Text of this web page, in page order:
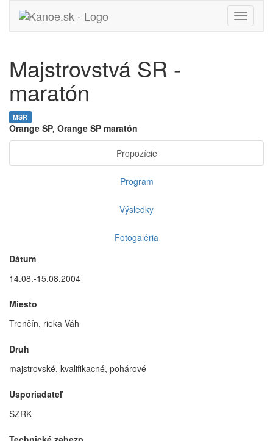
Toggle
Majstrovstvá SR -
maratón
MSR
Orange SP, Orange SP maratón
Propozície
Program
Výsledky
Fotogaléria
Dátum
14.08.-15.08.2004
Miesto
Trenčín, rieka Váh
Druh
majstrovské, kvalifikacné, pohárové
Usporiadateľ
SZRK